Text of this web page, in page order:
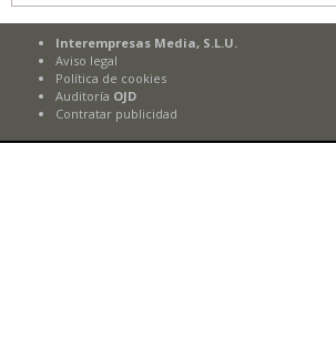
Interempresas Media, S.L.U.
Aviso legal
Política de cookies
Auditoría OJD
Contratar publicidad